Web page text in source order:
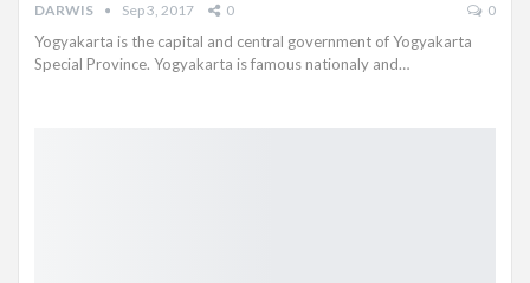
DARWIS Sep 3, 2017 0 0
Yogyakarta is the capital and central government of Yogyakarta
Special Province. Yogyakarta is famous nationaly and…